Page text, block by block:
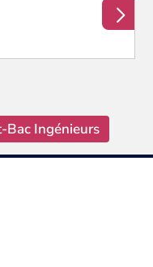
Bac Ingénieurs